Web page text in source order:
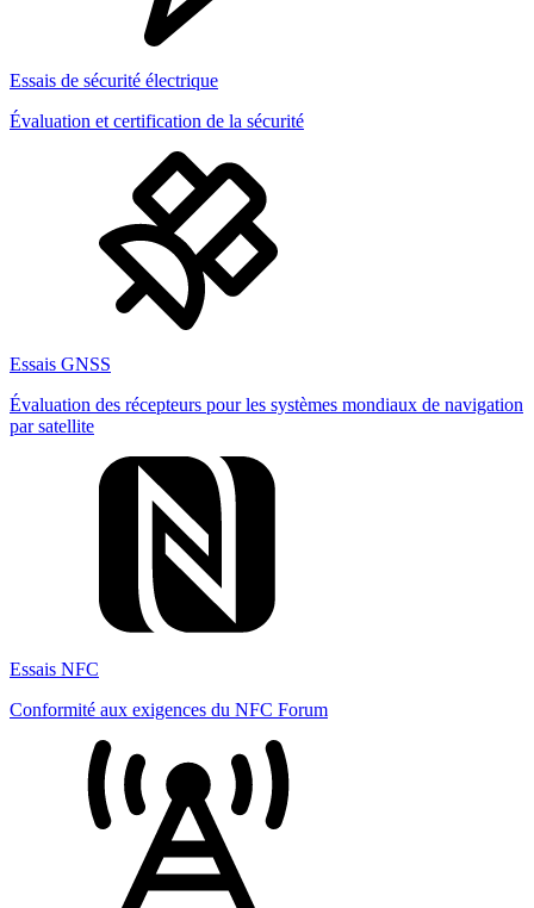
Essais de sécurité électrique
Évaluation et certification de la sécurité
Essais GNSS
Évaluation des récepteurs pour les systèmes mondiaux de navigation
par satellite
Essais NFC
Conformité aux exigences du NFC Forum